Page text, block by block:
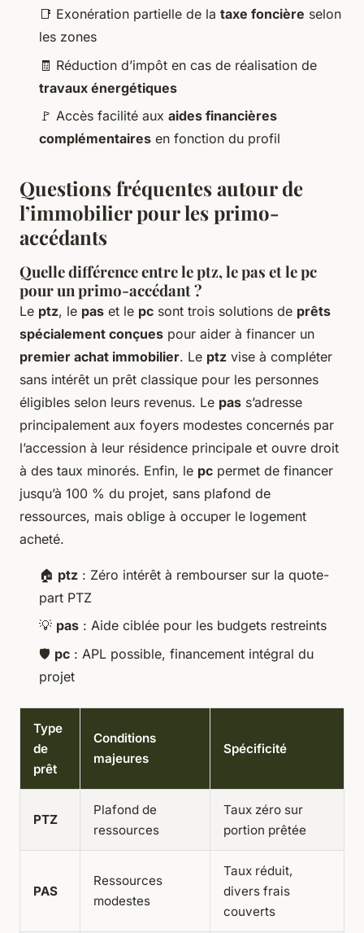
📑 Exonération partielle de la taxe foncière selon
les zones
🧾 Réduction d’impôt en cas de réalisation de
travaux énergétiques
🚩 Accès facilité aux aides financières
complémentaires en fonction du profil
Questions fréquentes autour de
l’immobilier pour les primo-
accédants
Quelle différence entre le ptz, le pas et le pc
pour un primo-accédant ?
Le ptz, le pas et le pc sont trois solutions de prêts
spécialement conçues pour aider à financer un
premier achat immobilier. Le ptz vise à compléter
sans intérêt un prêt classique pour les personnes
éligibles selon leurs revenus. Le pas s’adresse
principalement aux foyers modestes concernés par
l’accession à leur résidence principale et ouvre droit
à des taux minorés. Enfin, le pc permet de financer
jusqu’à 100 % du projet, sans plafond de
ressources, mais oblige à occuper le logement
acheté.
🏠 ptz : Zéro intérêt à rembourser sur la quote-
part PTZ
💡 pas : Aide ciblée pour les budgets restreints
🛡️ pc : APL possible, financement intégral du
projet
Type
de
prêt
Conditions
majeures
Spécificité
PTZ
Plafond de
ressources
Taux zéro sur
portion prêtée
PAS
Ressources
modestes
Taux réduit,
divers frais
couverts